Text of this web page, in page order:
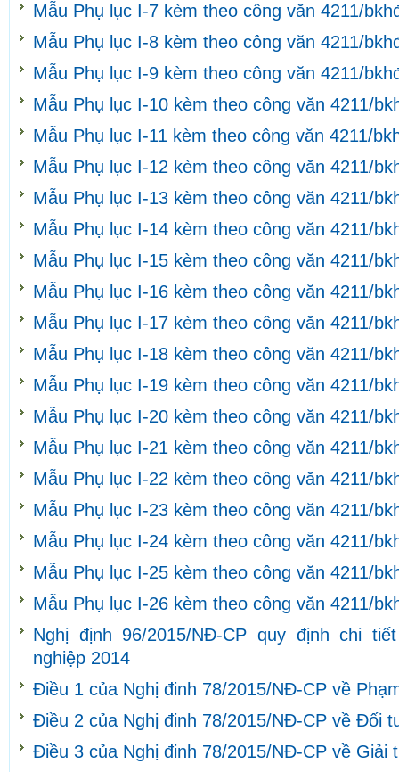
Mẫu Phụ lục I-7 kèm theo công văn 4211/
Mẫu Phụ lục I-8 kèm theo công văn 4211/
Mẫu Phụ lục I-9 kèm theo công văn 4211/
Mẫu Phụ lục I-10 kèm theo công văn 4211/
Mẫu Phụ lục I-11 kèm theo công văn 4211/
Mẫu Phụ lục I-12 kèm theo công văn 4211/
Mẫu Phụ lục I-13 kèm theo công văn 4211/
Mẫu Phụ lục I-14 kèm theo công văn 4211/
Mẫu Phụ lục I-15 kèm theo công văn 4211/
Mẫu Phụ lục I-16 kèm theo công văn 4211/
Mẫu Phụ lục I-17 kèm theo công văn 4211/
Mẫu Phụ lục I-18 kèm theo công văn 4211/
Mẫu Phụ lục I-19 kèm theo công văn 4211/
Mẫu Phụ lục I-20 kèm theo công văn 4211/
Mẫu Phụ lục I-21 kèm theo công văn 4211/
Mẫu Phụ lục I-22 kèm theo công văn 4211/
Mẫu Phụ lục I-23 kèm theo công văn 4211/
Mẫu Phụ lục I-24 kèm theo công văn 4211/
Mẫu Phụ lục I-25 kèm theo công văn 4211/
Mẫu Phụ lục I-26 kèm theo công văn 4211/
Nghị định 96/2015/NĐ-CP quy định chi
nghiệp 2014
Điều 1 của Nghị đinh 78/2015/NĐ-CP về
Điều 2 của Nghị đinh 78/2015/NĐ-CP về Đối
Điều 3 của Nghị đinh 78/2015/NĐ-CP về Giải